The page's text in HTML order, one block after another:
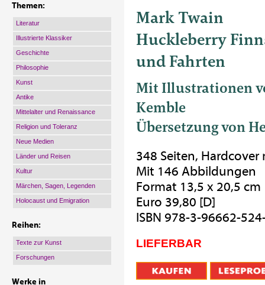
Themen:
Literatur
Illustrierte Klassiker
Geschichte
Philosophie
Kunst
Antike
Mittelalter und Renaissance
Religion und Toleranz
Neue Medien
Länder und Reisen
Kultur
Märchen, Sagen, Legenden
Holocaust und Emigration
Reihen:
Texte zur Kunst
Forschungen
Werke in
Mark Twain
Huckleberry
und Fahrten
Mit Illustrationen
Kemble
Übersetzung von
348 Seiten,
Mit 146 Abbildungen
Format 13,5 x 20,5 cm
Euro 39,80 [D]
ISBN 978-3-96662-
LIEFERBAR